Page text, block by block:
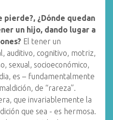
pierde?, ¿Dónde quedan
un hijo, dando lugar a
El tener un
auditivo, cognitivo, motriz,
sexual, socioeconómico,
es – fundamentalmente
de “rareza”.
que invariablemente la
que sea - es hermosa.